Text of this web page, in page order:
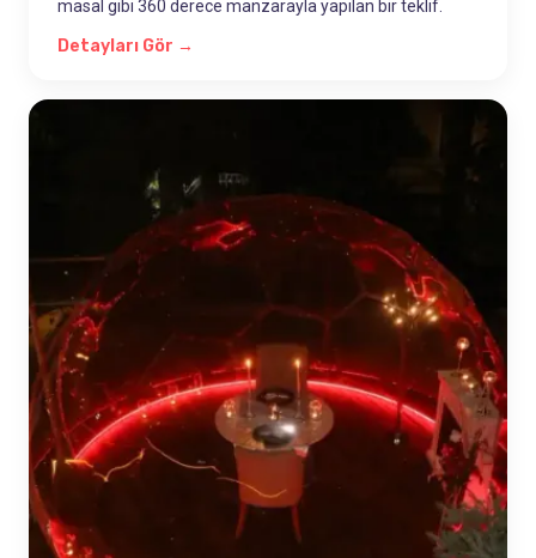
masal gibi 360 derece manzarayla yapılan bir teklif.
Detayları Gör →